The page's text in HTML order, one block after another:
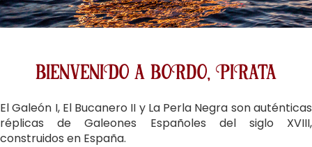
bienveniDo a boRdo, PiRata
El Galeón I, El Bucanero II y La Perla Negra son auténticas
réplicas de Galeones Españoles del siglo XVIII,
construidos en España.